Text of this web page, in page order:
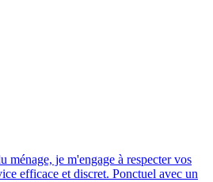
ménage, je m'engage à respecter vos
efficace et discret. Ponctuel avec un